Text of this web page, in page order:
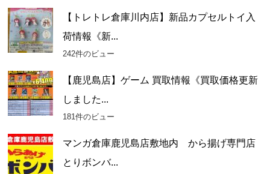
【トレトレ倉庫川内店】新品カプセルトイ入
荷情報《新...
242件のビュー
【鹿児島店】ゲーム 買取情報《買取価格更新
しました...
181件のビュー
マンガ倉庫鹿児島店敷地内 から揚げ専門店
とりボンバ...